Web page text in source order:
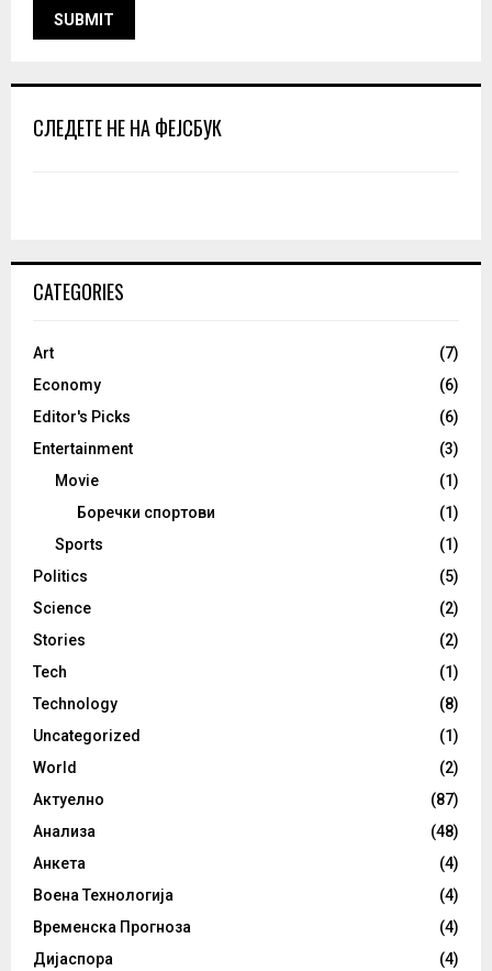
СЛЕДЕТЕ НЕ НА ФЕЈСБУК
CATEGORIES
Art
(7)
Economy
(6)
Editor's Picks
(6)
Entertainment
(3)
Movie
(1)
Боречки спортови
(1)
Sports
(1)
Politics
(5)
Science
(2)
Stories
(2)
Tech
(1)
Technology
(8)
Uncategorized
(1)
World
(2)
Актуелно
(87)
Анализа
(48)
Анкета
(4)
Воена Технологија
(4)
Временска Прогноза
(4)
Дијаспора
(4)